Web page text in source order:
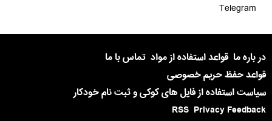
Telegram
در باره ما قواعد استفاده از مواد تماس با ما
قواعد حفظ حریم خصوصی
سیاست استفاده از فایل های کوکی و ثبت نام خودکار
Privacy Feedback
RSS